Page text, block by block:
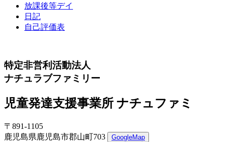
放課後等デイ
日記
自己評価表
特定非営利活動法人
ナチュラブファミリー
児童発達支援事業所 ナチュファミ
〒891-1105
鹿児島県鹿児島市郡山町703
GoogleMap